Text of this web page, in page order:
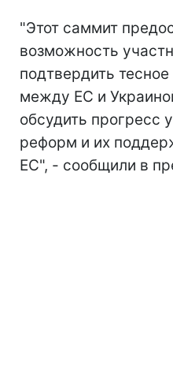
"Этот саммит
возможность
подтвердить
между ЕС и
обсудить прогресс
реформ и их
ЕС", - сообщили в